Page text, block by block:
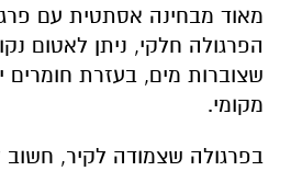
מאוד מבחינה אסתטית עם
הפרגולה חלקי, ניתן לאטום
שצוברות מים, בעזרת חומרים
מקומי.
בפרגולה שצמודה לקיר,